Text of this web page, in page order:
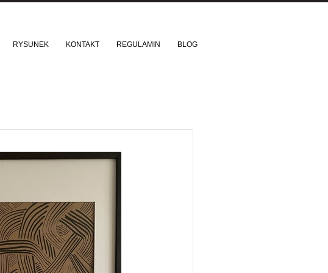
RYSUNEK KONTAKT REGULAMIN BLOG